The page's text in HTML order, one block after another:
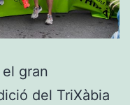
el gran
del TriXàbia